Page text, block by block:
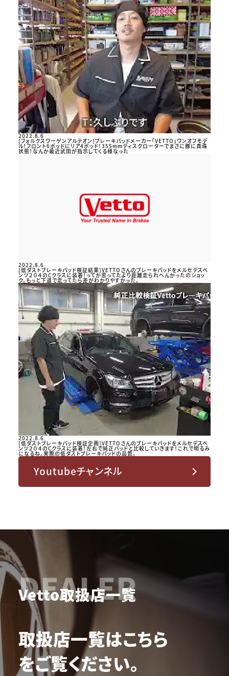
2022.8.6
[フォルクスワーゲンアルテオン]ブレーキパッドメーカー「VETTO」ワンオフモデ
ル！フロント6ポッドにリア4ポッド！355mmディスクローターでまさに豚に真珠
状態！なんか最近武田が指示してくる様なった
2022.8.6
[低ダストブレーキパッド検証結果]VETTOさんのブレーキパッドをメルセデスベ
ンツ２０４のCクラスに装着！ってか思ってたより距離走られへんかったのショッ
ク。もっと下道で走ってたら差がわかりやすかった。
2022.8.6
[低ダストブレーキパッド検証企画]VETTOさんのブレーキパッドをメルセデスベ
ンツ２０４のCクラスに装着！左右で純正パッドと比較していきます！これで明るみ
になるね。実際の低ダストブレーキパッドの品質。
Youtubeチャンネル
DEALER
Vetto取扱店一覧
取扱店一覧はこちら
をご覧ください。